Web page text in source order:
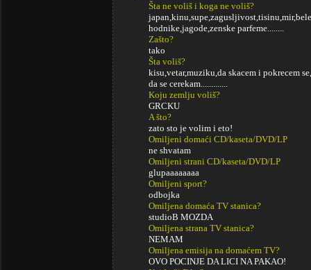
Šta ne voliš i koga ne voliš?
hodnike,jagode,zenske parfeme........
Zašto?
tako
Šta voliš?
kisu,vetar,muziku,da skacem i pokrecem
da se cerekam.............
Koju zemlju voliš?
GRCKU
A što?
zato sto je volim i eto!
Omiljeni domaći CD/kaseta/DVD/LP
ne shvatam
Omiljeni strani CD/kaseta/DVD/LP
glupaaaaaaaa
Omiljeni sport?
odbojka
Omiljena domaća TV stanica?
studioB MOZDA
Omiljena strana TV stanica?
NEMAM
Omiljena emisija na domaćem TV?
OVO POCINJE DA LICI NA PAKAO!